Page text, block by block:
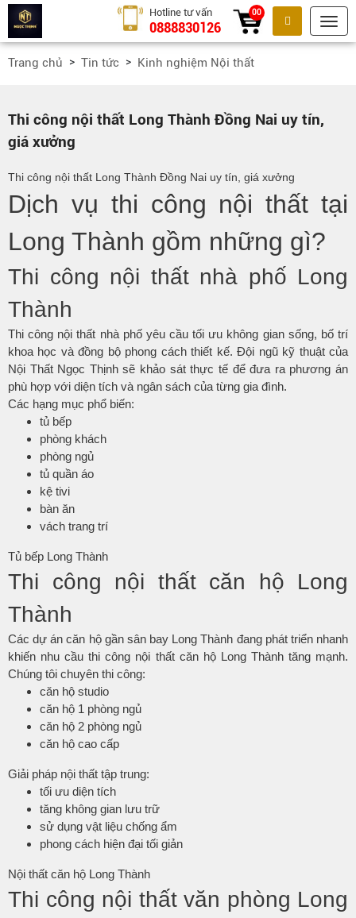
Tìm kiếm
Hotline tư vấn
0888830126
00
Trang chủ Tin tức Kinh nghiệm Nội thất
Thi công nội thất Long Thành Đồng Nai uy tín,
giá xưởng
Thi công nội thất Long Thành Đồng Nai uy tín, giá xưởng
Dịch vụ thi công nội thất tại
Long Thành gồm những gì?
Thi công nội thất nhà phố Long
Thành
Thi công nội thất nhà phố yêu cầu tối ưu không gian sống, bố trí
khoa học và đồng bộ phong cách thiết kế. Đội ngũ kỹ thuật của
Nội Thất Ngọc Thịnh sẽ khảo sát thực tế để đưa ra phương án
phù hợp với diện tích và ngân sách của từng gia đình.
Các hạng mục phổ biến:
tủ bếp
phòng khách
phòng ngủ
tủ quần áo
kệ tivi
bàn ăn
vách trang trí
Tủ bếp Long Thành
Thi công nội thất căn hộ Long
Thành
Các dự án căn hộ gần sân bay Long Thành đang phát triển nhanh
khiến nhu cầu thi công nội thất căn hộ Long Thành tăng mạnh.
Chúng tôi chuyên thi công:
căn hộ studio
căn hộ 1 phòng ngủ
căn hộ 2 phòng ngủ
căn hộ cao cấp
Giải pháp nội thất tập trung:
tối ưu diện tích
tăng không gian lưu trữ
sử dụng vật liệu chống ẩm
phong cách hiện đại tối giản
Nội thất căn hộ Long Thành
Thi công nội thất văn phòng Long